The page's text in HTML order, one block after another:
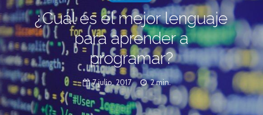
¿Cuál es el mejor lenguaje
para aprender a
programar?
7 julio, 2017 2 min.